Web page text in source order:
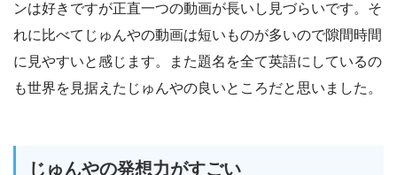
ンは好きですが正直一つの動画が長いし見づらいです。そ
れに比べてじゅんやの動画は短いものが多いので隙間時間
に見やすいと感じます。また題名を全て英語にしているの
も世界を見据えたじゅんやの良いところだと思いました。
じゅんやの発想力がすごい